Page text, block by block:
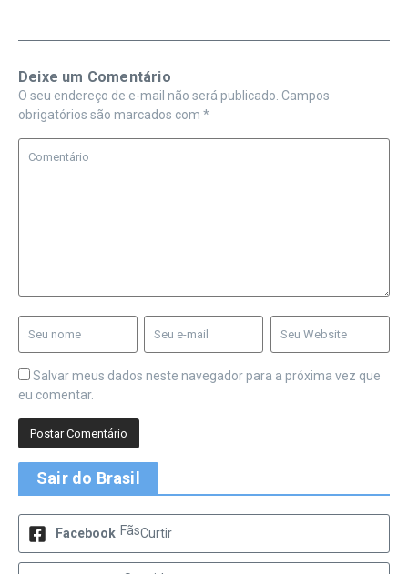
Deixe um Comentário
O seu endereço de e-mail não será publicado. Campos
obrigatórios são marcados com *
Salvar meus dados neste navegador para a próxima vez que
eu comentar.
Sair do Brasil
Facebook FãsCurtir